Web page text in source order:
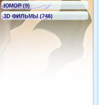
ЮМОР (9)
3D ФИЛЬМЫ (746)